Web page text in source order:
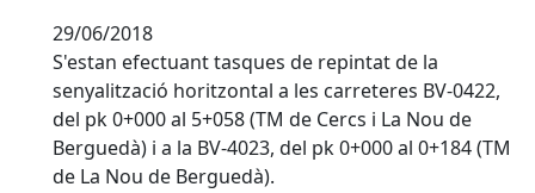
29/06/2018
S'estan efectuant tasques de repintat de la
senyalització horitzontal a les carreteres BV-0422,
del pk 0+000 al 5+058 (TM de Cercs i La Nou de
Berguedà) i a la BV-4023, del pk 0+000 al 0+184 (TM
de La Nou de Berguedà).